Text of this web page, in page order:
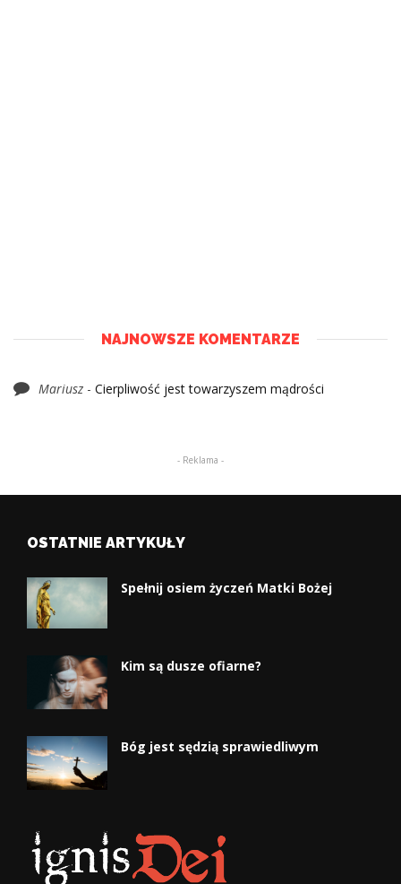
NAJNOWSZE KOMENTARZE
Mariusz - Cierpliwość jest towarzyszem mądrości
- Reklama -
OSTATNIE ARTYKUŁY
Spełnij osiem życzeń Matki Bożej
Kim są dusze ofiarne?
Bóg jest sędzią sprawiedliwym